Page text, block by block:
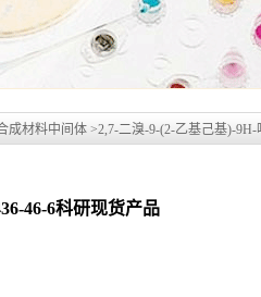
成材料中间体 >2,7-二溴-9-(2-乙基己基)-
46-6科研现货产品